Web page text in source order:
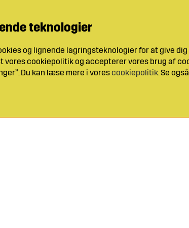
teknologier
og lignende lagringsteknologier for at give
cookiepolitik og accepterer vores brug af
Du kan læse mere i vorescookiepolitik. Se også